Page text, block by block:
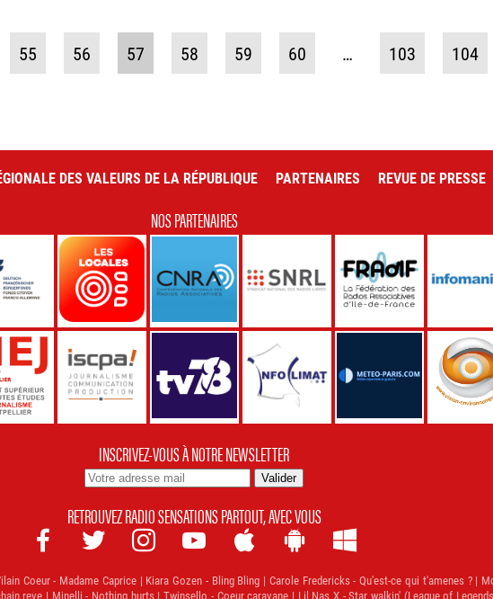
55 56 57 58 59 60 … 103 104
DES VALEURS DE LA RÉPUBLIQUE PARTENAIRES REVUE DE PRESSE
NOS PARTENAIRES
INSCRIVEZ-VOUS À NOTRE NEWSLETTER
RETROUVEZ RADIO SENSATIONS PARTOUT, AVEC VOUS
      
Coeur - Madame Caprice | Kiara Gozen - Bling Bling | Carole Fredericks - Qu'est-ce qui t'amenes ?
reve | Minelli - Nothing hurts | Twinsello - Coeur caravane | Lil Nas X - Star walkin' (League of